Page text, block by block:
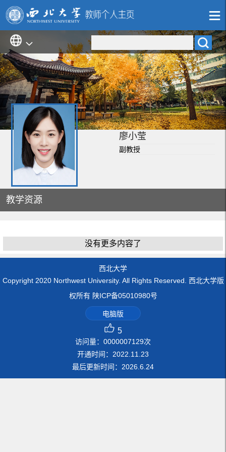
廖小莹
副教授
教学资源
没有更多内容了
西北大学
Copyright 2020 Northwest University. All Rights Reserved. 西北大学版
权所有 陕ICP备05010980号
电脑版
5
访问量： 0000007129次
开通时间： 2022 11 23
最后更新时间： 2026 6 24